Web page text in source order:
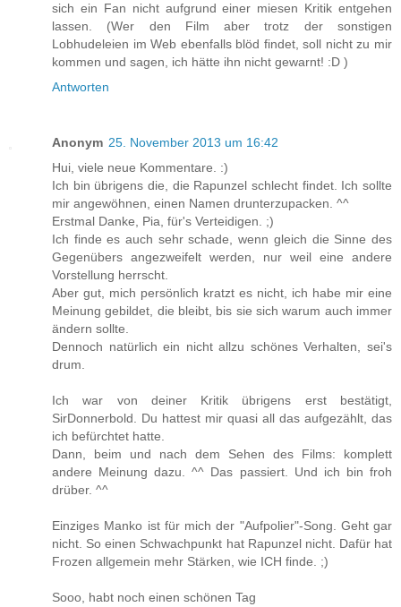
sich ein Fan nicht aufgrund einer miesen Kritik entgehen
lassen. (Wer den Film aber trotz der sonstigen
Lobhudeleien im Web ebenfalls blöd findet, soll nicht zu mir
kommen und sagen, ich hätte ihn nicht gewarnt! :D )
Antworten
Anonym 25. November 2013 um 16:42
Hui, viele neue Kommentare. :)
Ich bin übrigens die, die Rapunzel schlecht findet. Ich sollte
mir angewöhnen, einen Namen drunterzupacken. ^^
Erstmal Danke, Pia, für's Verteidigen. ;)
Ich finde es auch sehr schade, wenn gleich die Sinne des
Gegenübers angezweifelt werden, nur weil eine andere
Vorstellung herrscht.
Aber gut, mich persönlich kratzt es nicht, ich habe mir eine
Meinung gebildet, die bleibt, bis sie sich warum auch immer
ändern sollte.
Dennoch natürlich ein nicht allzu schönes Verhalten, sei's
drum.
Ich war von deiner Kritik übrigens erst bestätigt,
SirDonnerbold. Du hattest mir quasi all das aufgezählt, das
ich befürchtet hatte.
Dann, beim und nach dem Sehen des Films: komplett
andere Meinung dazu. ^^ Das passiert. Und ich bin froh
drüber. ^^
Einziges Manko ist für mich der "Aufpolier"-Song. Geht gar
nicht. So einen Schwachpunkt hat Rapunzel nicht. Dafür hat
Frozen allgemein mehr Stärken, wie ICH finde. ;)
Sooo, habt noch einen schönen Tag